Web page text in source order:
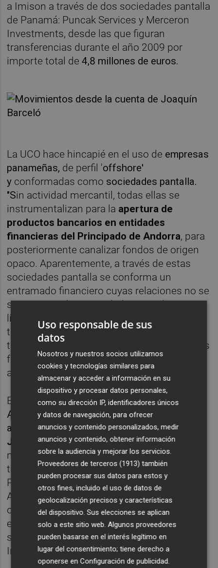
a Imison a través de dos sociedades pantalla
de Panamá: Puncak Services y Merceron
Investments, desde las que figuran
transferencias durante el año 2009 por
importe total de4,8 millones de euros.
La UCO hace hincapié en el uso de empresas
panameñas, de perfil 'offshore'
y conformadas como sociedades pantalla.
"Sin actividad mercantil, todas ellas se
instrumentalizan para la apertura de
productos bancarios en entidades
financieras del Principado de Andorra, para
posteriormente canalizar fondos de origen
opaco. Aparentemente, a través de estas
sociedades pantalla se conforma un
entramado financiero cuyas relaciones no se
sustentan sobre actividades económicas
lícitas, sino que se materializan
transacciones económicas que habrían
tenido la finalidad de disociar el origen de los
fondos del destino dado", indican los
agentes.
Estos
productos bancarios radicados en
Andorra, prosiguen, se asocian formalmente
al considerado testaferro de Zaplana,
Joaquín Barceló, con unacuenta bancaria
numerada 'SR. 420092' y con cuentas
tituladas por las sociedades panameñas
Puncak Services, Merceron Investments,
Adua y Plaza Fountains. Lo mismo que
ocurre en el caso de Imison y de la
estructura conformada en España con otras
sociedades: Medlevante, Gesdesarrollos
Integrales y Costera del Glorio.
Uso responsable de sus
datos
Nosotros y nuestros socios utilizamos
cookies y tecnologías similares para
almacenar y acceder a información en su
dispositivo y procesar datos personales,
como su dirección IP, identificadores únicos
y datos de navegación, para ofrecer
anuncios y contenido personalizados, medir
anuncios y contenido, obtener información
sobre la audiencia y mejorar los servicios.
Proveedores de terceros (1913) también
pueden procesar sus datos para estos y
otros fines, incluido el uso de datos de
geolocalización precisos y características
del dispositivo. Sus elecciones se aplican
solo a este sitio web. Algunos proveedores
pueden basarse en el interés legítimo en
lugar del consentimiento; tiene derecho a
oponerse enConfiguración de publicidad.